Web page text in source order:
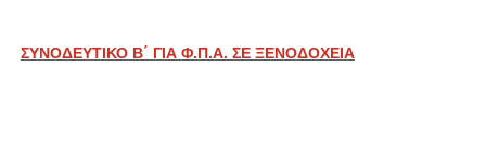
ΣΥΝΟΔΕΥΤΙΚΟ Β΄ ΓΙΑ Φ.Π.Α. ΣΕ ΞΕΝΟΔΟΧΕΙΑ